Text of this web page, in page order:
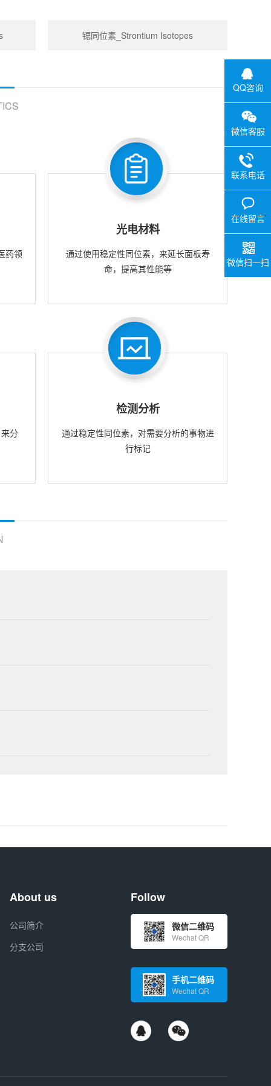
锶同位素_Strontium Isotopes
药领
光电材料
通过使用稳定性同位素，来延长面板寿
命，提高其性能等
分
检测分析
通过稳定性同位素，对需要分析的事物进
行标记
About us
公司简介
分支公司
Follow
微信二维码
Wechat QR
手机二维码
Wechat QR
QQ咨询
微信客服
联系电话
在线留言
微信扫一扫